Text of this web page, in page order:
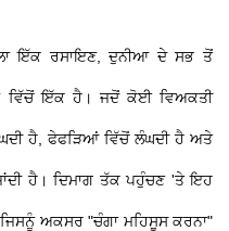
ਇੱਕ ਰਸਾਇਣ, ਦੁਨੀਆ ਦੇ ਸਭ ਤੋਂ
ਵਿੱਚੋਂ ਇੱਕ ਹੈ। ਜਦੋਂ ਕੋਈ ਵਿਅਕਤੀ
ਹੈ, ਫੇਫੜਿਆਂ ਵਿੱਚੋਂ ਲੰਘਦੀ ਹੈ ਅਤੇ
ਹੈ। ਦਿਮਾਗ ਤੱਕ ਪਹੁੰਚਣ 'ਤੇ ਇਹ
ਅਕਸਰ "ਚੰਗਾ ਮਹਿਸੂਸ ਕਰਨਾ"